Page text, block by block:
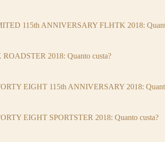
115th ANNIVERSARY FLHTK 2018:
2018: Quanto custa?
EIGHT 115th ANNIVERSARY 2018:
EIGHT SPORTSTER 2018: Quanto custa?